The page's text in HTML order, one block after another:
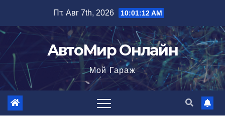
содержимому
Пт. Авг 7th, 2026 10:01:13 AM
АвтоМир Онлайн
Мой Гараж